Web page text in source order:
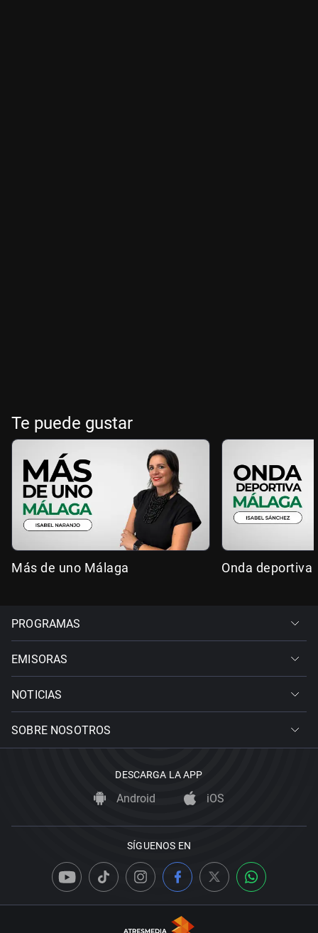
Te puede gustar
Más de uno Málaga Onda deportiva
PROGRAMAS
EMISORAS
NOTICIAS
SOBRE NOSOTROS
DESCARGA LA APP
Android iOS
SÍGUENOS EN